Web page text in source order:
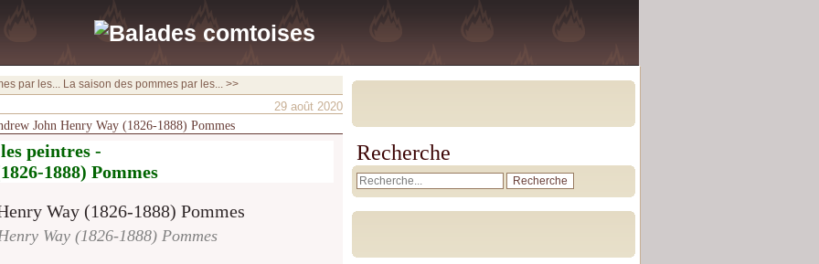
par les... La saison des pommes par les... >>
29 août 2020
John Henry Way (1826-1888) Pommes
peintres -
1888) Pommes
Way (1826-1888) Pommes
Recherche